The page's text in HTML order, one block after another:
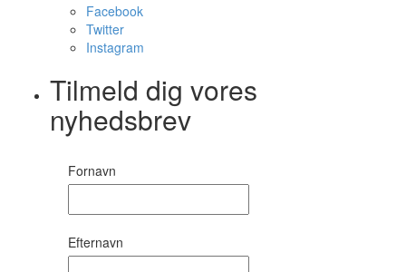
Facebook
Twitter
Instagram
Tilmeld dig vores
nyhedsbrev
Fornavn
Efternavn